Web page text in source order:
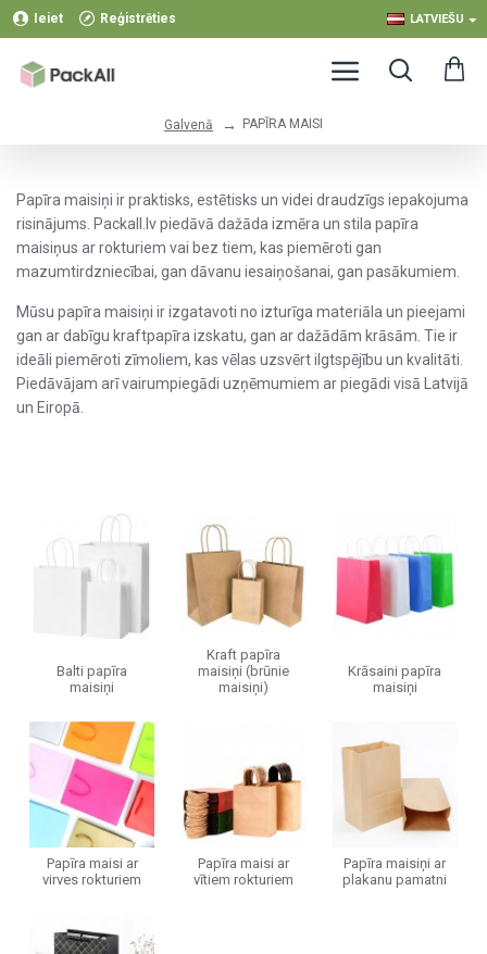
Ieiet Reģistrēties LATVIEŠU
Galvenā PAPĪRA MAISI
Papīra maisiņi ir praktisks, estētisks un videi draudzīgs iepakojuma
risinājums. Packall.lv piedāvā dažāda izmēra un stila papīra
maisiņus ar rokturiem vai bez tiem, kas piemēroti gan
mazumtirdzniecībai, gan dāvanu iesaiņošanai, gan pasākumiem.
Mūsu papīra maisiņi ir izgatavoti no izturīga materiāla un pieejami
gan ar dabīgu kraftpapīra izskatu, gan ar dažādām krāsām. Tie ir
ideāli piemēroti zīmoliem, kas vēlas uzsvērt ilgtspējību un kvalitāti.
Piedāvājam arī vairumpiegādi uzņēmumiem ar piegādi visā Latvijā
un Eiropā.
Balti papīra
maisiņi
Kraft papīra
maisiņi (brūnie
maisiņi)
Krāsaini papīra
maisiņi
Papīra maisi ar
virves rokturiem
Papīra maisi ar
vītiem rokturiem
Papīra maisiņi ar
plakanu pamatni